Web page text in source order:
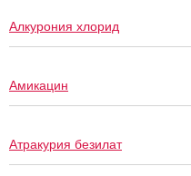
Алкурония хлорид
Амикацин
Атракурия безилат